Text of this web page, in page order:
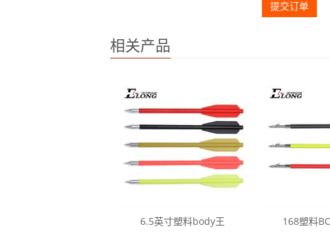
提交订单
相关产品
6.5英寸塑料body王 168塑料